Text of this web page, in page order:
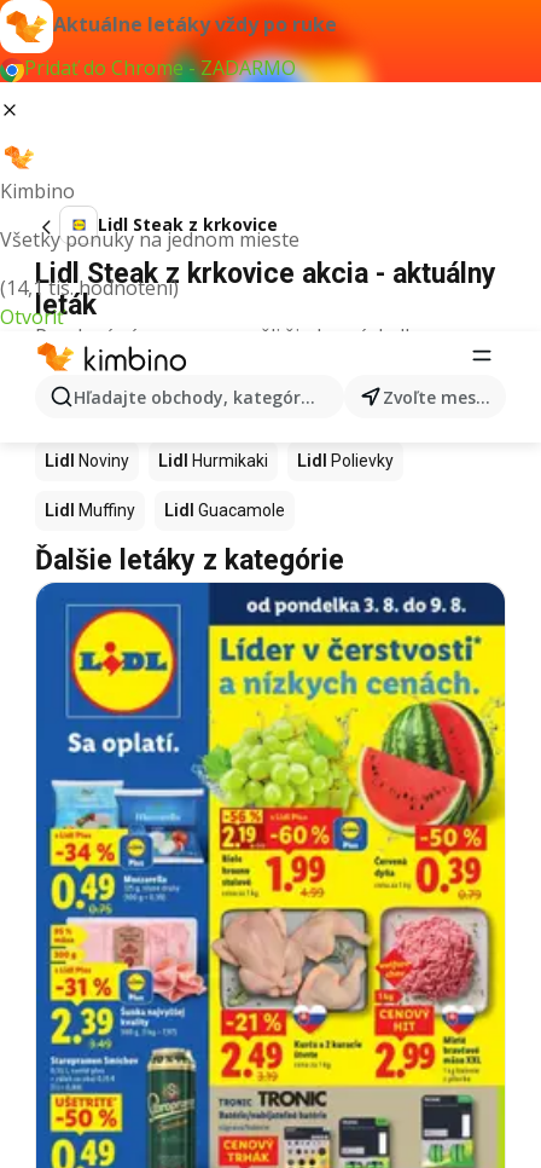
Aktuálne letáky vždy po ruke
Pridať do Chrome - ZADARMO
Kimbino
Všetky ponuky na jednom mieste
(14,1 tis. hodnotení)
Otvoriť
Hľadajte obchody, kategórie, produkty... Zvoľte mesto
Lidl Steak z krkovice
Lidl Steak z krkovice akcia - aktuálny
leták
Pre daný výraz sme nenašli žiadne výsledky.
Ďalšie produkty v obchodoch Lidl
Lidl Kapor Ashwagandha Nintendo Switch
Lidl Noviny Lidl Hurmikaki Lidl Polievky
Lidl Muffiny Lidl Guacamole
Ďalšie letáky z kategórie